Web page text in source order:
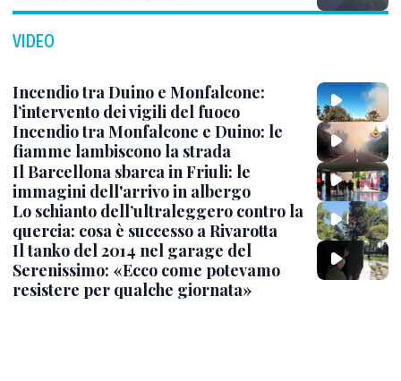
VIDEO
Incendio tra Duino e Monfalcone:
l’intervento dei vigili del fuoco
Incendio tra Monfalcone e Duino: le
fiamme lambiscono la strada
Il Barcellona sbarca in Friuli: le
immagini dell'arrivo in albergo
Lo schianto dell’ultraleggero contro la
quercia: cosa è successo a Rivarotta
Il tanko del 2014 nel garage del
Serenissimo: «Ecco come potevamo
resistere per qualche giornata»